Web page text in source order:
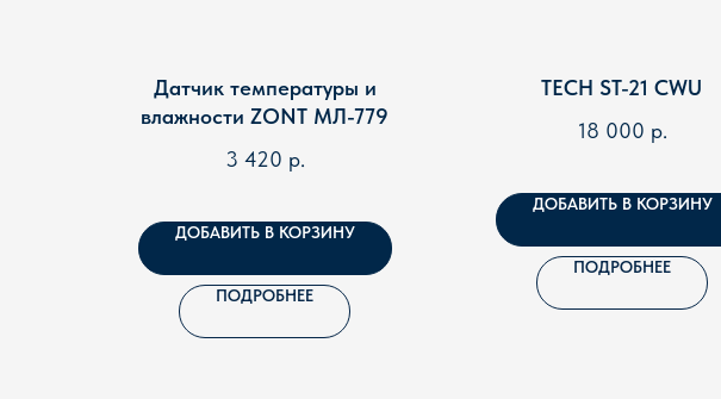
Датчик температуры и
влажности ZONT МЛ-779
3 420 р.
ДОБАВИТЬ В КОРЗИНУ
ПОДРОБНЕЕ
TECH ST-21 CWU
18 000 р.
ДОБАВИТЬ В КОРЗИНУ
ПОДРОБНЕЕ